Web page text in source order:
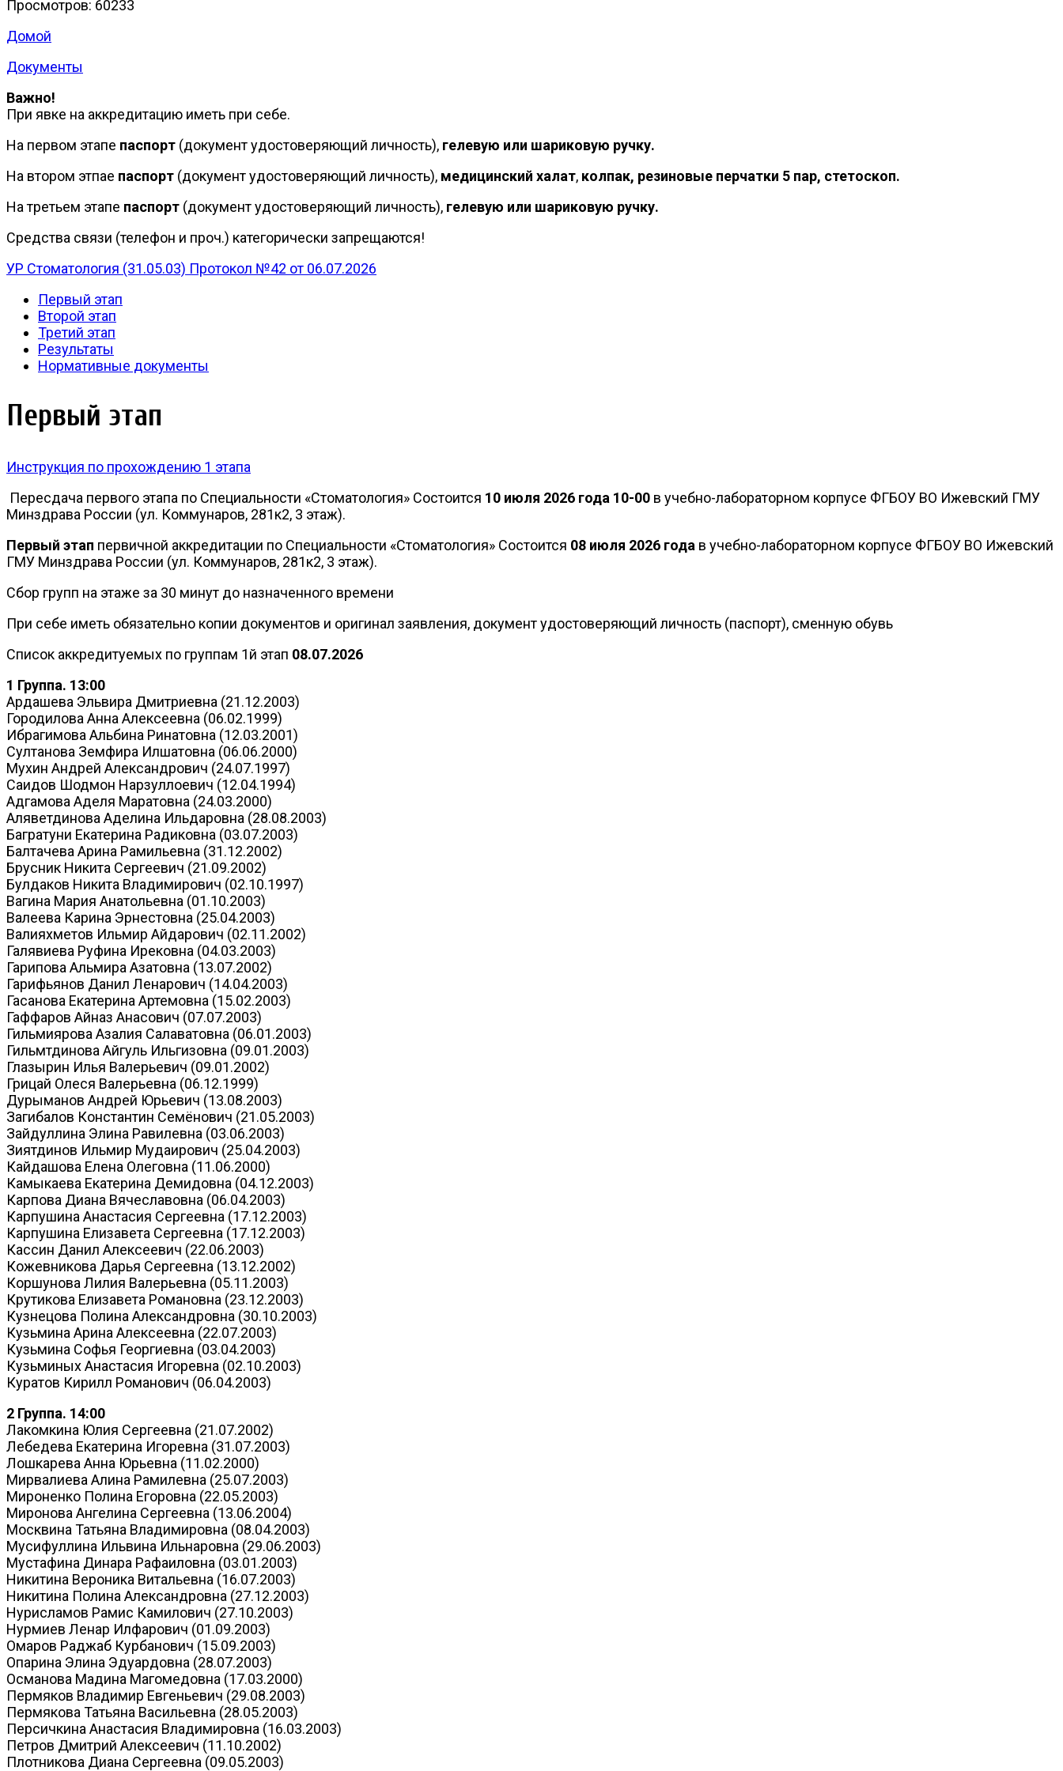
Просмотров: 60233
Домой
Документы
Важно!
При явке на аккредитацию иметь при себе.
На первом этапе паспорт (документ удостоверяющий личность), гелевую или шариковую ручку.
На втором этпае паспорт (документ удостоверяющий личность), медицинский халат, колпак, резиновые перчатки 5 пар, стетоскоп.
На третьем этапе паспорт (документ удостоверяющий личность), гелевую или шариковую ручку.
Средства связи (телефон и проч.) категорически запрещаются!
УР Стоматология (31.05.03) Протокол №42 от 06.07.2026
Первый этап
Второй этап
Третий этап
Результаты
Нормативные документы
Первый этап
Инструкция по прохождению 1 этапа
Пересдача первого этапа по Специальности «Стоматология» Состоится 10 июля 2026 года 10-00 в учебно-лабораторном корпусе ФГБОУ ВО Ижевский ГМУ
Минздрава России (ул. Коммунаров, 281к2, 3 этаж).
Первый этап первичной аккредитации по Специальности «Стоматология» Состоится 08 июля 2026 года в учебно-лабораторном корпусе ФГБОУ ВО Ижевский
ГМУ Минздрава России (ул. Коммунаров, 281к2, 3 этаж).
Сбор групп на этаже за 30 минут до назначенного времени
При себе иметь обязательно копии документов и оригинал заявления, документ удостоверяющий личность (паспорт), сменную обувь
Список аккредитуемых по группам 1й этап 08.07.2026
1 Группа. 13:00
Ардашева Эльвира Дмитриевна (21.12.2003)
Городилова Анна Алексеевна (06.02.1999)
Ибрагимова Альбина Ринатовна (12.03.2001)
Султанова Земфира Илшатовна (06.06.2000)
Мухин Андрей Александрович (24.07.1997)
Саидов Шодмон Нарзуллоевич (12.04.1994)
Адгамова Аделя Маратовна (24.03.2000)
Аляветдинова Аделина Ильдаровна (28.08.2003)
Багратуни Екатерина Радиковна (03.07.2003)
Балтачева Арина Рамильевна (31.12.2002)
Брусник Никита Сергеевич (21.09.2002)
Булдаков Никита Владимирович (02.10.1997)
Вагина Мария Анатольевна (01.10.2003)
Валеева Карина Эрнестовна (25.04.2003)
Валияхметов Ильмир Айдарович (02.11.2002)
Галявиева Руфина Ирековна (04.03.2003)
Гарипова Альмира Азатовна (13.07.2002)
Гарифьянов Данил Ленарович (14.04.2003)
Гасанова Екатерина Артемовна (15.02.2003)
Гаффаров Айназ Анасович (07.07.2003)
Гильмиярова Азалия Салаватовна (06.01.2003)
Гильмтдинова Айгуль Ильгизовна (09.01.2003)
Глазырин Илья Валерьевич (09.01.2002)
Грицай Олеся Валерьевна (06.12.1999)
Дурыманов Андрей Юрьевич (13.08.2003)
Загибалов Константин Семёнович (21.05.2003)
Зайдуллина Элина Равилевна (03.06.2003)
Зиятдинов Ильмир Мудаирович (25.04.2003)
Кайдашова Елена Олеговна (11.06.2000)
Камыкаева Екатерина Демидовна (04.12.2003)
Карпова Диана Вячеславовна (06.04.2003)
Карпушина Анастасия Сергеевна (17.12.2003)
Карпушина Елизавета Сергеевна (17.12.2003)
Кассин Данил Алексеевич (22.06.2003)
Кожевникова Дарья Сергеевна (13.12.2002)
Коршунова Лилия Валерьевна (05.11.2003)
Крутикова Елизавета Романовна (23.12.2003)
Кузнецова Полина Александровна (30.10.2003)
Кузьмина Арина Алексеевна (22.07.2003)
Кузьмина Софья Георгиевна (03.04.2003)
Кузьминых Анастасия Игоревна (02.10.2003)
Куратов Кирилл Романович (06.04.2003)
2 Группа. 14:00
Лакомкина Юлия Сергеевна (21.07.2002)
Лебедева Екатерина Игоревна (31.07.2003)
Лошкарева Анна Юрьевна (11.02.2000)
Мирвалиева Алина Рамилевна (25.07.2003)
Мироненко Полина Егоровна (22.05.2003)
Миронова Ангелина Сергеевна (13.06.2004)
Москвина Татьяна Владимировна (08.04.2003)
Мусифуллина Ильвина Ильнаровна (29.06.2003)
Мустафина Динара Рафаиловна (03.01.2003)
Никитина Вероника Витальевна (16.07.2003)
Никитина Полина Александровна (27.12.2003)
Нурисламов Рамис Камилович (27.10.2003)
Нурмиев Ленар Илфарович (01.09.2003)
Омаров Раджаб Курбанович (15.09.2003)
Опарина Элина Эдуардовна (28.07.2003)
Османова Мадина Магомедовна (17.03.2000)
Пермяков Владимир Евгеньевич (29.08.2003)
Пермякова Татьяна Васильевна (28.05.2003)
Персичкина Анастасия Владимировна (16.03.2003)
Петров Дмитрий Алексеевич (11.10.2002)
Плотникова Диана Сергеевна (09.05.2003)